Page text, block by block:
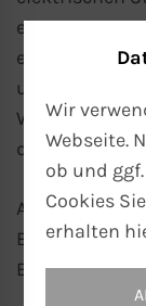
eingesetzt,
elektrische
Widerstands
dargestellt.
Als
Buchstabe R
Begriff
Wir
Webseite.
ob und
Cookies
erhalten